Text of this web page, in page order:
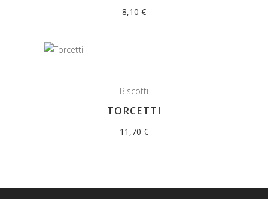
8,10 €
Biscotti
TORCETTI
11,70 €